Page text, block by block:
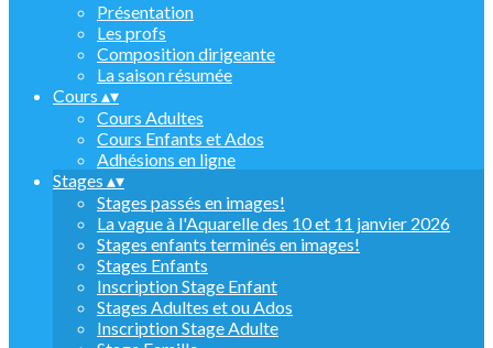
Présentation
Les profs
Composition dirigeante
La saison résumée
Cours ▴▾
Cours Adultes
Cours Enfants et Ados
Adhésions en ligne
Stages ▴▾
Stages passés en images!
La vague à l'Aquarelle des 10 et 11 janvier 2026
Stages enfants terminés en images!
Stages Enfants
Inscription Stage Enfant
Stages Adultes et ou Ados
Inscription Stage Adulte